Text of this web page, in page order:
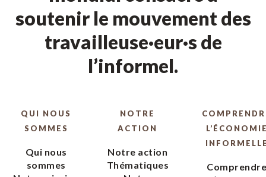
soutenir le mouvement des
travailleuse·eur·s de
l’informel.
QUI NOUS
SOMMES
Qui nous
sommes
NOTRE
ACTION
Notre action
Thématiques